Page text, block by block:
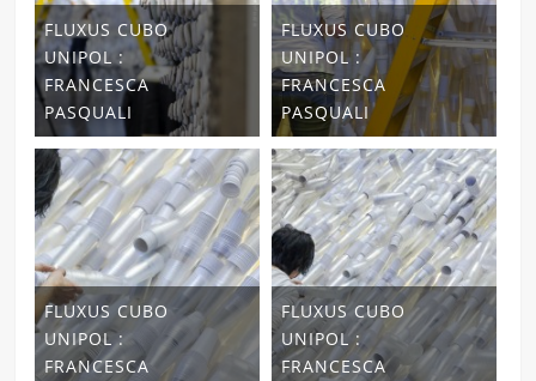
FLUXUS CUBO
UNIPOL :
FRANCESCA
PASQUALI
FLUXUS CUBO
UNIPOL :
FRANCESCA
PASQUALI
FLUXUS CUBO
UNIPOL :
FRANCESCA
FLUXUS CUBO
UNIPOL :
FRANCESCA